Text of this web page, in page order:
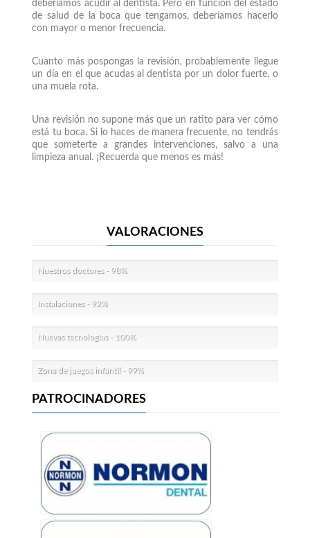
deberíamos acudir al dentista. Pero en función del estado
de salud de la boca que tengamos, deberíamos hacerlo
con mayor o menor frecuencia.
Cuanto más pospongas la revisión, probablemente llegue
un día en el que acudas al dentista por un dolor fuerte, o
una muela rota.
Una revisión no supone más que un ratito para ver cómo
está tu boca. Si lo haces de manera frecuente, no tendrás
que someterte a grandes intervenciones, salvo a una
limpieza anual. ¡Recuerda que menos es más!
VALORACIONES
Nuestros doctores- 98%
Instalaciones- 92%
Nuevas tecnologías- 100%
Zona de juegos infantil - 99%
PATROCINADORES